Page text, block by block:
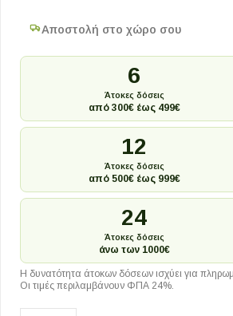
Αποστολή στο χώρο σου
6
Άτοκες δόσεις
από 300€ έως 499€
12
Άτοκες δόσεις
από 500€ έως 999€
24
Άτοκες δόσεις
άνω των 1000€
Η δυνατότητα άτοκων δόσεων ισχύει για
Οι τιμές περιλαμβάνουν ΦΠΑ 24%.